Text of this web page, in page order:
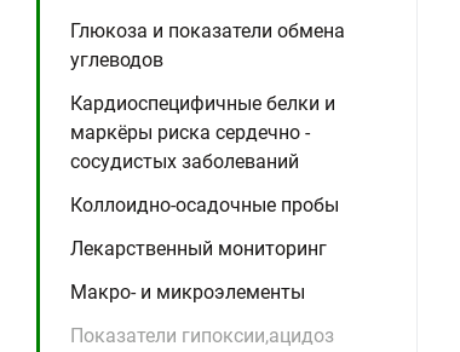
Глюкоза и показатели обмена
углеводов
Кардиоспецифичные белки и
маркёры риска сердечно -
сосудистых заболеваний
Коллоидно-осадочные пробы
Лекарственный мониторинг
Макро- и микроэлементы
Показатели гипоксии,ацидоз